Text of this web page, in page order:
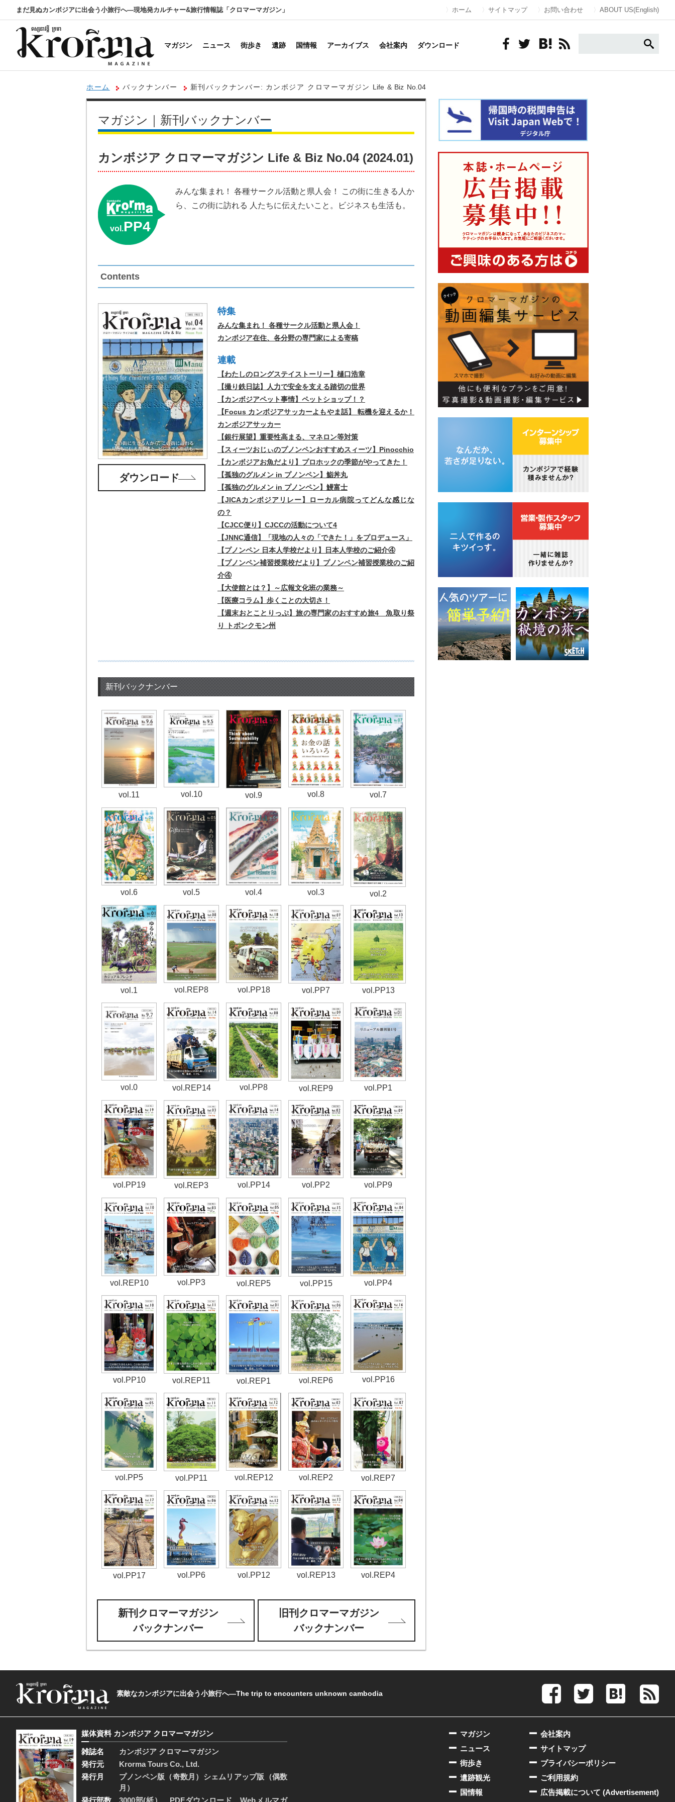
まだ見ぬカンボジアに出会う小旅行へ―現地発カルチャー&旅行情報誌「クロマーマガジン」 ホーム サイトマップ お問い合わせ ABOUT US(English)
マガジン ニュース 街歩き 遺跡 国情報 アーカイブス 会社案内 ダウンロード
ホーム バックナンバー
新刊バックナンバー: カンボジア クロマーマガジン Life & Biz No.04
(2024.01)
マガジン｜新刊バックナンバー
カンボジア クロマーマガジン Life & Biz No.04 (2024.01)
vol.PP4
みんな集まれ！ 各種サークル活動と県人会！ この街に生きる人か
ら、この街に訪れる 人たちに伝えたいこと。ビジネスも生活も。
Contents
ダウンロード
特集
みんな集まれ！ 各種サークル活動と県人会！
カンボジア在住、各分野の専門家による寄稿
連載
【わたしのロングステイストーリー】樋口浩章
【撮り鉄日誌】人力で安全を支える踏切の世界
【カンボジアペット事情】ペットショップ！？
【Focus カンボジアサッカーよもやま話】 転機を迎えるか！
カンボジアサッカー
【銀行展望】重要性高まる、マネロン等対策
【スィーツおじぃのプノンペンおすすめスィーツ】Pinocchio
【カンボジアお魚だより】プロホックの季節がやってきた！
【孤独のグルメン in プノンペン】鮨丼丸
【孤独のグルメン in プノンペン】鰻富士
【JICAカンボジアリレー】ローカル病院ってどんな感じな
の？
【CJCC便り】CJCCの活動について4
【JNNC通信】「現地の人々の「できた！」をプロデュース」
【プノンペン 日本人学校だより】日本人学校のご紹介④
【プノンペン補習授業校だより】プノンペン補習授業校のご紹
介④
【大使館とは？】～広報文化班の業務～
【医療コラム】歩くことの大切さ！
【週末おとことりっぷ】旅の専門家のおすすめ旅4 魚取り祭
り トボンクモン州
新刊バックナンバー
vol.11 vol.10 vol.9 vol.8 vol.7
vol.6 vol.5 vol.4 vol.3 vol.2
vol.1 vol.REP8 vol.PP18 vol.PP7 vol.PP13
vol.0 vol.REP14 vol.PP8 vol.REP9 vol.PP1
vol.PP19 vol.REP3 vol.PP14 vol.PP2 vol.PP9
vol.REP10 vol.PP3 vol.REP5 vol.PP15 vol.PP4
vol.PP10 vol.REP11 vol.REP1 vol.REP6 vol.PP16
vol.PP5 vol.PP11 vol.REP12 vol.REP2 vol.REP7
vol.PP17 vol.PP6 vol.PP12 vol.REP13 vol.REP4
新刊クロマーマガジン
バックナンバー
旧刊クロマーマガジン
バックナンバー
素敵なカンボジアに出会う小旅行へ―The trip to encounters unknown cambodia
媒体資料 カンボジア クロマーマガジン
雑誌名
カンボジア クロマーマガジン
発行元
Krorma Tours Co., Ltd.
発行月
プノンペン版（奇数月）シェムリアップ版（偶数
月）
発行部数
3000部(紙）、PDFダウンロード、Webメルマガ
会社案内
サイトマップ
プライバシーポリシー
ご利用規約
広告掲載について (Advertisement)
マガジン
ニュース
街歩き
遺跡観光
国情報